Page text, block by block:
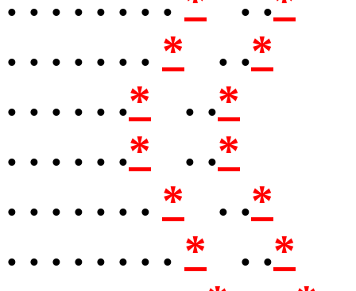
. . . . . . . * . .*
. . . . . .* . .*
. . . . . .* . .*
. . . . . . . * . .*
. . . . . . . . * . .*